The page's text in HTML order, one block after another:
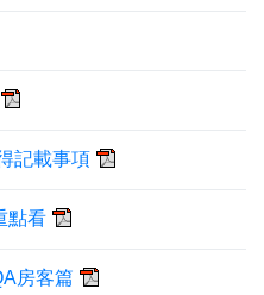
記載事項
點看
房客篇